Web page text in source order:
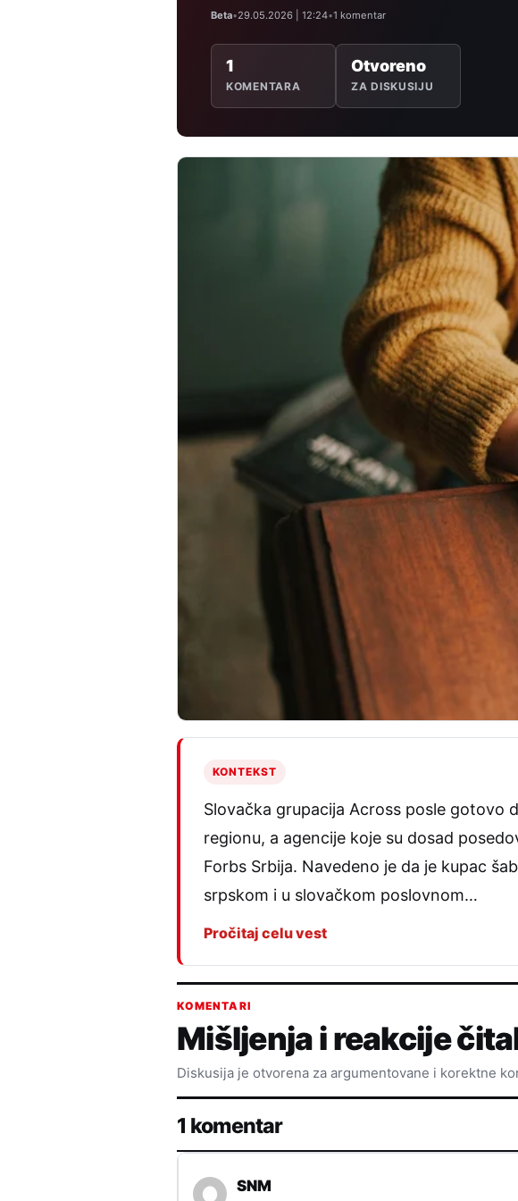
Beta•29.05.2026 | 12:24•1 komentar
1
KOMENTARA
Otvoreno
ZA DISKUSIJU
KONTEKST
Slovačka grupacija Across posle gotovo
regionu, a agencije koje su dosad
Forbs Srbija. Navedeno je da je kupac
srpskom i u slovačkom poslovnom…
Pročitaj celu vest
KOMENTARI
Mišljenja i reakcije
Diskusija je otvorena za argumentovane i korektne
1 komentar
SNM